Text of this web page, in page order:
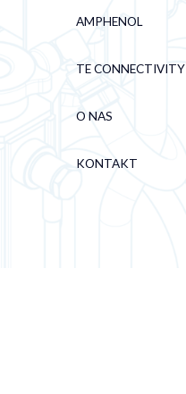
AMPHENOL
TE CONNECTIVITY
O NAS
KONTAKT